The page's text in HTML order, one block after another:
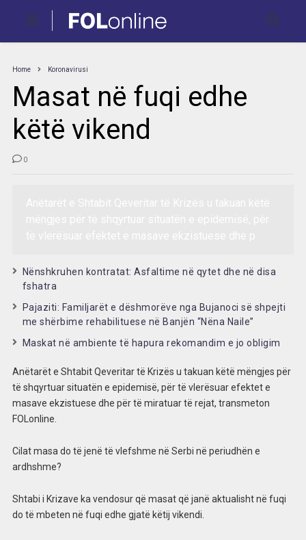
Home Koronavirusi
Masat në fuqi edhe
këtë vikend
0
Nënshkruhen kontratat: Asfaltime në qytet dhe në disa
fshatra
Pajaziti: Familjarët e dëshmorëve nga Bujanoci së shpejti
me shërbime rehabilituese në Banjën “Nëna Naile”
Maskat në ambiente të hapura rekomandim e jo obligim
Anëtarët e Shtabit Qeveritar të Krizës u takuan këtë mëngjes për
të shqyrtuar situatën e epidemisë, për të vlerësuar efektet e
masave ekzistuese dhe për të miratuar të rejat, transmeton
FOLonline.
Cilat masa do të jenë të vlefshme në Serbi në periudhën e
ardhshme?
Shtabi i Krizave ka vendosur që masat që janë aktualisht në fuqi
do të mbeten në fuqi edhe gjatë këtij vikendi.